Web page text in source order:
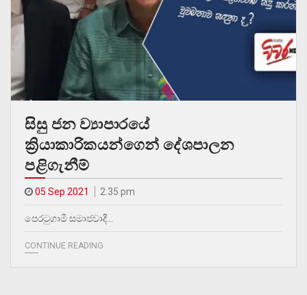
සිසු ජන ව්‍යාපාරයේ
ක්‍රියාකාරිකයන්ගෙන් දේශපාලන
පළිගැනීම්
05 Sep 2021 2.35 pm
පෙරටුගාමී සමාජවාදී…
CONTINUE READING